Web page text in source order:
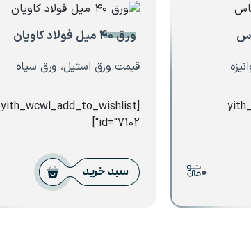
0
ورق ۴۰ میل فولاد کاویان
قیمت ورق استیل، ورق سیاه
[yith_wcwl_add_to_wishlist
id="7102"]
سبد خرید